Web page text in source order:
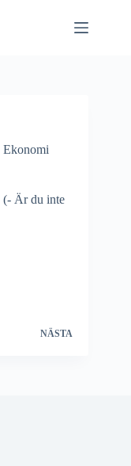
Ekonomi
(- Är du inte
NÄSTA